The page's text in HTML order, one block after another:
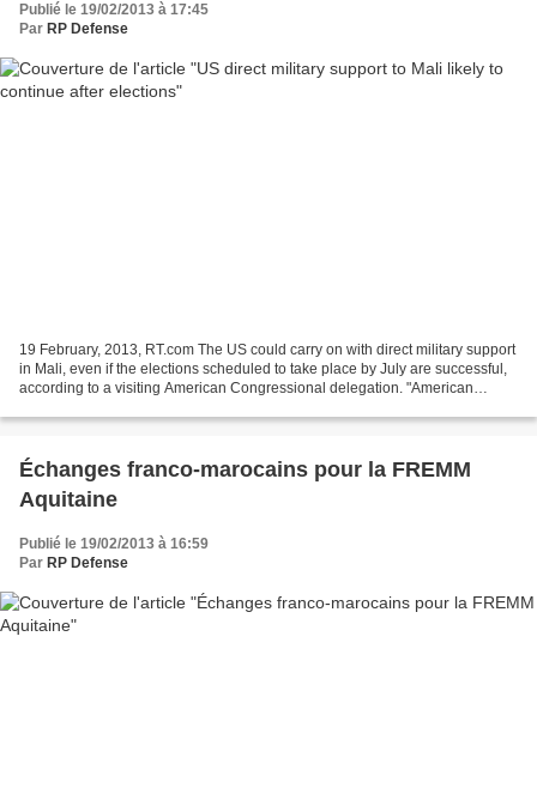
Publié le 19/02/2013 à 17:45
Par RP Defense
19 February, 2013, RT.com The US could carry on with direct military support
in Mali, even if the elections scheduled to take place by July are successful,
according to a visiting American Congressional delegation. "American
Échanges franco-marocains pour la FREMM
Aquitaine
Publié le 19/02/2013 à 16:59
Par RP Defense